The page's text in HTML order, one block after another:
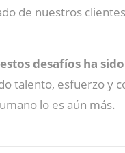
de nuestros
desafíos ha
talento, esfuerzo y
lo es aún más.